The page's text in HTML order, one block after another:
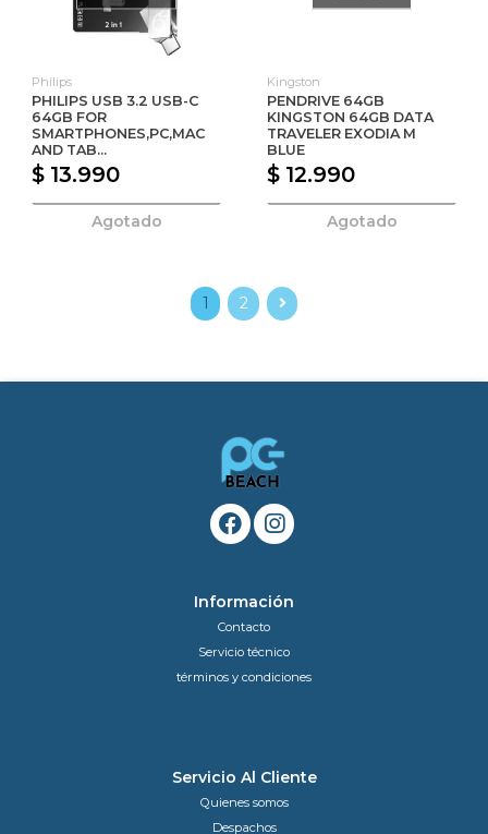
Philips
PHILIPS USB 3.2 USB-C
64GB FOR
SMARTPHONES,PC,MAC
AND TAB...
$ 13.990
Agotado
Kingston
PENDRIVE 64GB
KINGSTON 64GB DATA
TRAVELER EXODIA M
BLUE
$ 12.990
Agotado
1 2
Información
Contacto
Servicio técnico
términos y condiciones
Servicio Al Cliente
Quienes somos
Despachos